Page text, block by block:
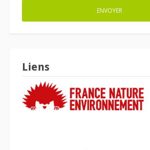
Liens